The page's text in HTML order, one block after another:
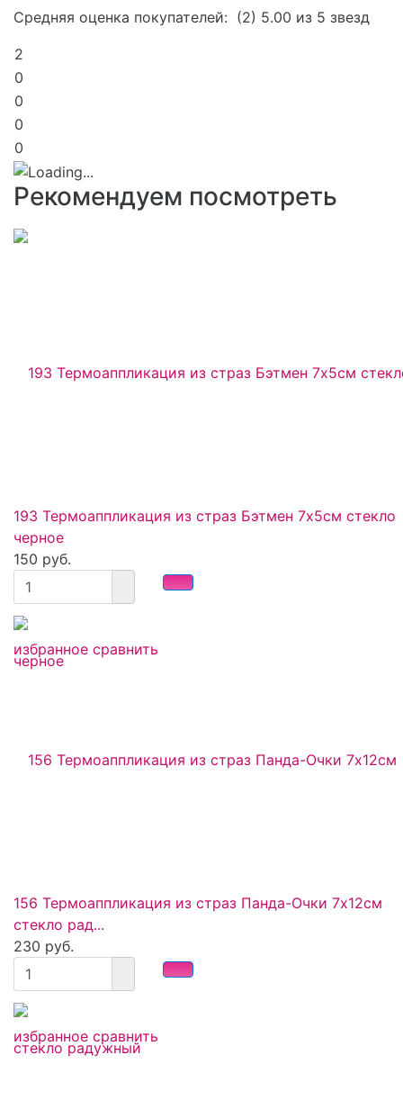
Средняя оценка покупателей: (2) 5.00 из 5 звезд
2
0
0
0
0
Рекомендуем посмотреть
избранное сравнить
193 Термоаппликация из страз Бэтмен 7х5см стекло
черное
150 руб.
избранное сравнить
156 Термоаппликация из страз Панда-Очки 7х12см
стекло рад...
230 руб.